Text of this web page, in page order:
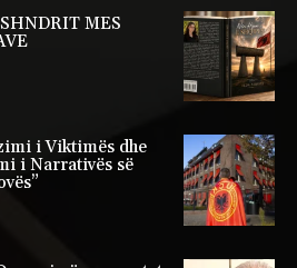
MES
i Viktimës dhe
i Narrativës së